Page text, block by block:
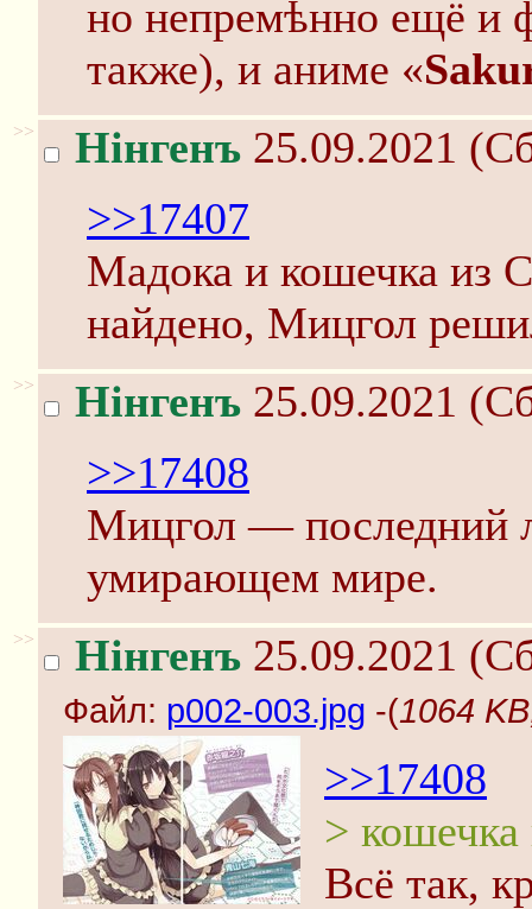
но непремѣнно ещё и
также), и аниме «
>> Нінгенъ 25.09.2021
>>17407
Мадока и кошечка из
найдено, Мицгол
>> Нінгенъ 25.09.2021
>>17408
Мицгол — последний
умирающем мире.
>> Нінгенъ 25.09.2021
Файл: p002-003.jpg -(1064
>>17408
> кошечка
Всё так,